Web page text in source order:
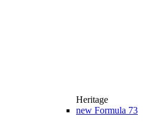
Heritage
new Formula 73